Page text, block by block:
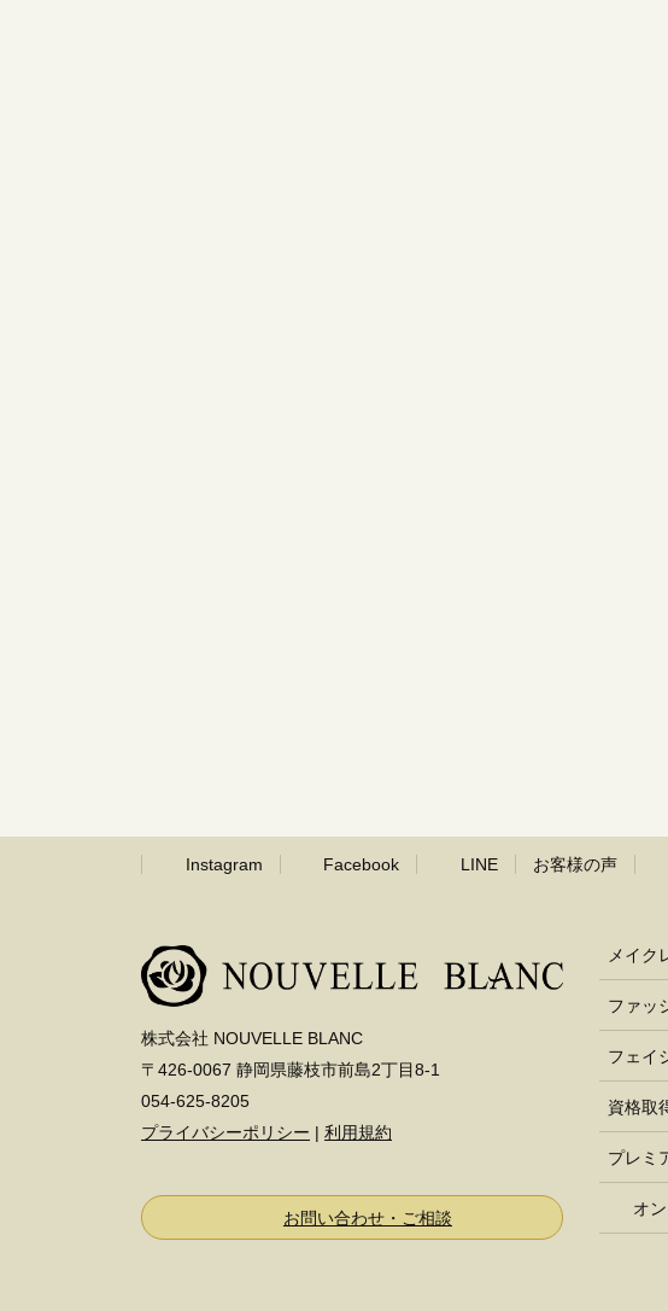
Instagram Facebook LINE お客様の声
株式会社 NOUVELLE BLANC
〒426-0067 静岡県藤枝市前島2丁目8-1
054-625-8205
プライバシーポリシー | 利用規約
お問い合わせ・ご相談
メイク
ファッ
フェイ
資格取
プレミ
オ